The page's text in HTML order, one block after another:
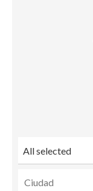
All selected